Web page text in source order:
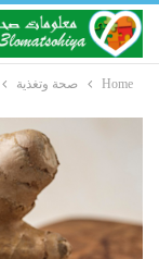
Home صحة وتغذية